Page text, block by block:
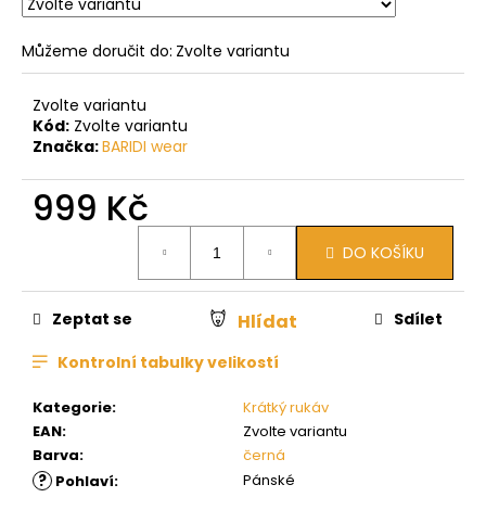
Můžeme doručit do: Zvolte variantu
Zvolte variantu
Kód: Zvolte variantu
Značka:BARIDI wear
999 Kč
DO KOŠÍKU
Kategorie:
Krátký rukáv
EAN:
Zvolte variantu
Barva: černá
? Pohlaví: Pánské
Zeptat se Hlídat Sdílet
Kontrolní tabulky velikostí